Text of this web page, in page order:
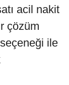
acil nakit
çözüm
ile